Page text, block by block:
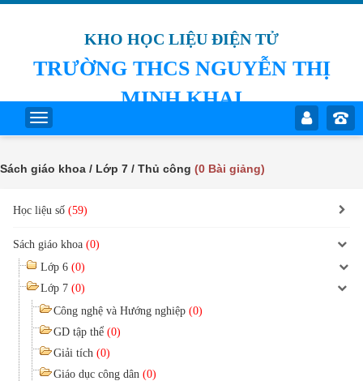
KHO HỌC LIỆU ĐIỆN TỬ
TRƯỜNG THCS NGUYỄN THỊ
MINH KHAI
Sách giáo khoa / Lớp 7 / Thủ công (0 Bài giảng)
Học liệu số (59)
Sách giáo khoa (0)
Lớp 6 (0)
Lớp 7 (0)
Công nghệ và Hướng nghiệp (0)
GD tập thể (0)
Giải tích (0)
Giáo dục công dân (0)